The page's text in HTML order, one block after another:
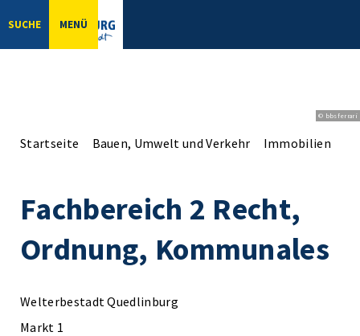
SUCHE MENÜ
© bbsferrari
Startseite Bauen, Umwelt und Verkehr Immobilien
Fachbereich 2 Recht,
Ordnung, Kommunales
Welterbestadt Quedlinburg
Markt 1